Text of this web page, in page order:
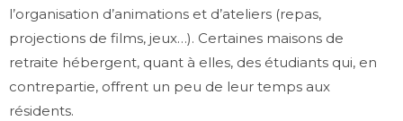
l’organisation d’animations et d’ateliers (repas,
projections de films, jeux…). Certaines maisons de
retraite hébergent, quant à elles, des étudiants qui, en
contrepartie, offrent un peu de leur temps aux
résidents.